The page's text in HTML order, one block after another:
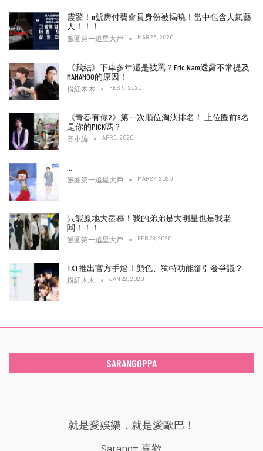
震驚！n號房付費會員身份被揭曉！當中包含人氣藝
人！！！
飯圈第一追星大戶 MAR 25, 2020
《我結》下車多年還是被罵？Eric Nam透露不常提及
MAMAMOO的原因！
粉紅木木 FEB 5, 2020
《青春有你2》第一次順位淘汰排名！ 上位圈前9名
是你的PICK嗎？
容小編 APR 9, 2020
飯圈第一追星大戶 MAR 27, 2020
只能原地大羨慕！我的弟弟是大明星也是我老
闆！！！
飯圈第一追星大戶 FEB 28, 2020
TXT推出官方手燈！顏色、獨特功能卻引發爭議？
粉紅木木 JAN 22, 2020
SARANGOPPA
就是愛娛樂，就是愛歐巴！
Sarang= 喜歡